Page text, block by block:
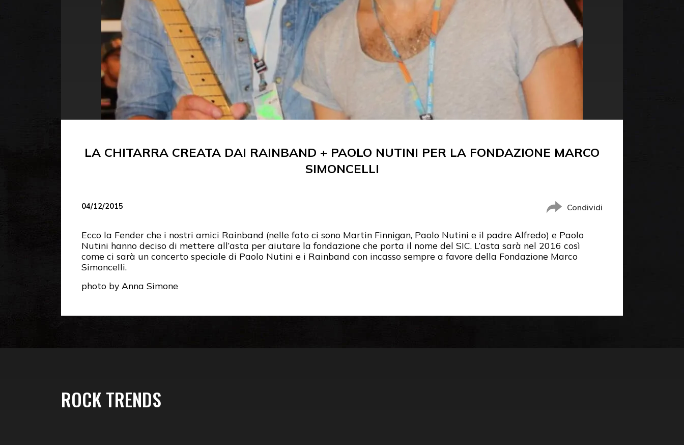
LA CHITARRA CREATA DAI RAINBAND + PAOLO NUTINI PER LA FONDAZIONE MARCO
SIMONCELLI
04/12/2015 Condividi
Ecco la Fender che i nostri amici Rainband (nelle foto ci sono Martin Finnigan, Paolo Nutini e il padre Alfredo) e Paolo
Nutini hanno deciso di mettere all’asta per aiutare la fondazione che porta il nome del SIC. L’asta sarà nel 2016 così
come ci sarà un concerto speciale di Paolo Nutini e i Rainband con incasso sempre a favore della Fondazione Marco
Simoncelli.
photo by Anna Simone
ROCK TRENDS